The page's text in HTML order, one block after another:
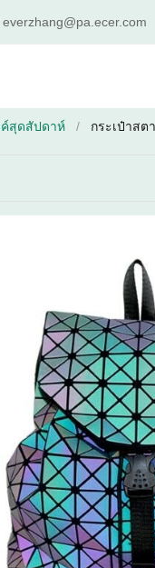
everzhang@pa.ecer.com
ค์สุดสัปดาห์ / กระเป๋าสต